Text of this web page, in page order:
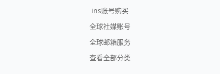
ins账号购买
全球社媒账号
全球邮箱服务
查看全部分类